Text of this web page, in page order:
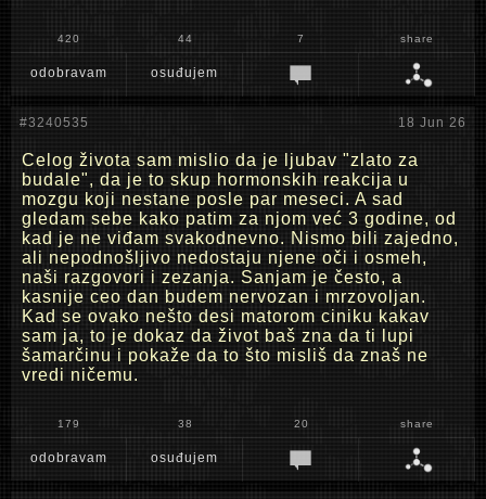
420 44 7 share
odobravam osuđujem
#3240535 18 Jun 26
Celog života sam mislio da je ljubav "zlato za
budale", da je to skup hormonskih reakcija u
mozgu koji nestane posle par meseci. A sad
gledam sebe kako patim za njom već 3 godine, od
kad je ne viđam svakodnevno. Nismo bili zajedno,
ali nepodnošljivo nedostaju njene oči i osmeh,
naši razgovori i zezanja. Sanjam je često, a
kasnije ceo dan budem nervozan i mrzovoljan.
Kad se ovako nešto desi matorom ciniku kakav
sam ja, to je dokaz da život baš zna da ti lupi
šamarčinu i pokaže da to što misliš da znaš ne
vredi ničemu.
179 38 20 share
odobravam osuđujem